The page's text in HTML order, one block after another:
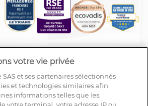
votre vie privée
SAS et ses partenaires sélectionnés
et technologies similaires afin
informations telles que les